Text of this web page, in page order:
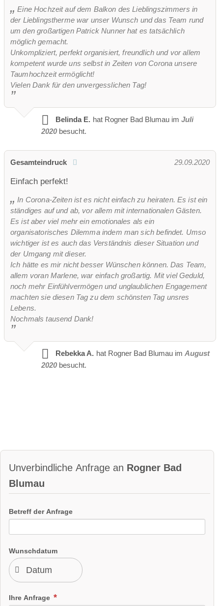
Eine Hochzeit auf dem Balkon des Lieblingszimmers in
der Lieblingstherme war unser Wunsch und das Team rund
um den großartigen Patrick Nunner hat es tatsächlich
möglich gemacht.
Unkompliziert, perfekt organisiert, freundlich und vor allem
kompetent wurde uns selbst in Zeiten von Corona unsere
Taumhochzeit ermöglicht!
Vielen Dank für den unvergesslichen Tag!
Belinda E. hat Rogner Bad Blumau im Juli
2020 besucht.
Gesamteindruck 29.09.2020
Einfach perfekt!
In Corona-Zeiten ist es nicht einfach zu heiraten. Es ist ein
ständiges auf und ab, vor allem mit internationalen Gästen.
Es ist aber viel mehr ein emotionales als ein
organisatorisches Dilemma indem man sich befindet. Umso
wichtiger ist es auch das Verständnis dieser Situation und
der Umgang mit dieser.
Ich hätte es mir nicht besser Wünschen können. Das Team,
allem voran Marlene, war einfach großartig. Mit viel Geduld,
noch mehr Einfühlvermögen und unglaublichen Engagement
machten sie diesen Tag zu dem schönsten Tag unsres
Lebens.
Nochmals tausend Dank!
Rebekka A. hat Rogner Bad Blumau im August
2020 besucht.
Unverbindliche Anfrage an Rogner Bad
Blumau
Betreff der Anfrage
Wunschdatum
Ihre Anfrage